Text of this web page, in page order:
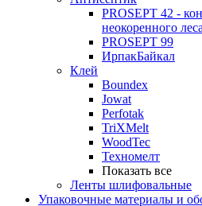
PROSEPT 42 -
неокоренного
PROSEPT 99
ИрпакБайкал
Клей
Boundex
Jowat
Perfotak
TriXMelt
WoodTec
Техномелт
Показать все
Ленты шлифовальные
Упаковочные материалы и